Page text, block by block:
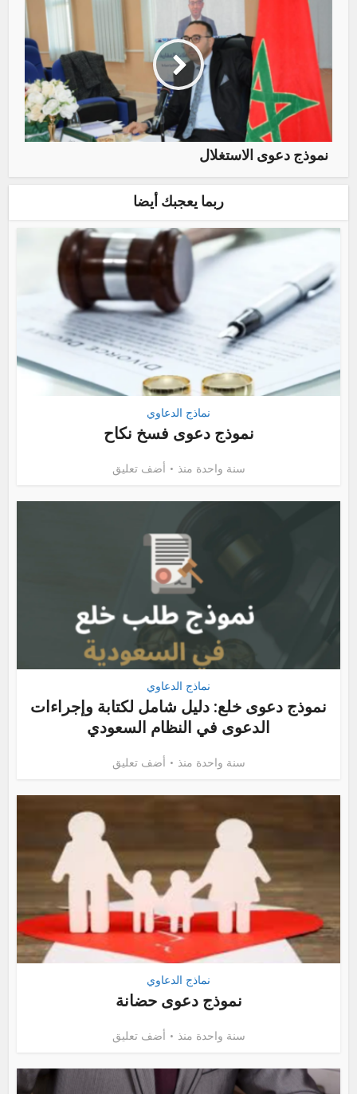
نموذج دعوى الاستغلال
ربما يعجبك أيضا
نماذج الدعاوي
نموذج دعوى فسخ نكاح
سنة واحدة منذ أضف تعليق
نماذج الدعاوي
نموذج دعوى خلع: دليل شامل لكتابة وإجراءات
الدعوى في النظام السعودي
سنة واحدة منذ أضف تعليق
نماذج الدعاوي
نموذج دعوى حضانة
سنة واحدة منذ أضف تعليق